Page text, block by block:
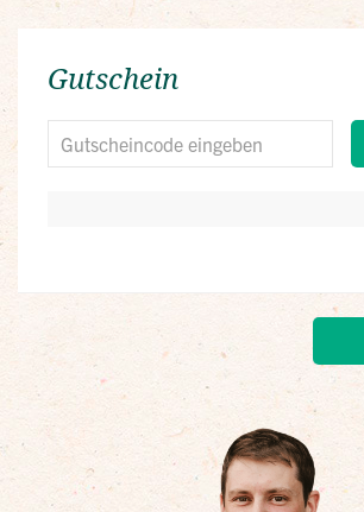
Gutschein